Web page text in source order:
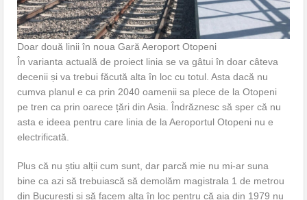
Doar două linii în noua Gară Aeroport Otopeni
În varianta actuală de proiect linia se va gâtui în doar câteva
decenii și va trebui făcută alta în loc cu totul. Asta dacă nu
cumva planul e ca prin 2040 oamenii sa plece de la Otopeni
pe tren ca prin oarece țări din Asia. Îndrăznesc să sper că nu
asta e ideea pentru care linia de la Aeroportul Otopeni nu e
electrificată.
Plus că nu știu alții cum sunt, dar parcă mie nu mi-ar suna
bine ca azi să trebuiască să demolăm magistrala 1 de metrou
din București și să facem alta în loc pentru că aia din 1979 nu